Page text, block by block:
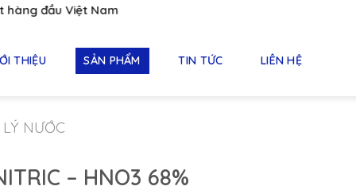
đầu Việt Nam
THIỆU SẢN PHẨM TIN TỨC LIÊN HỆ
NƯỚC
– HNO3 68%